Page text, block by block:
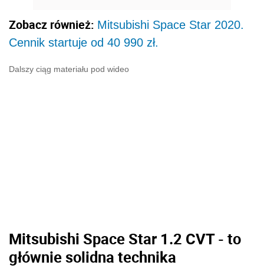
Zobacz również: Mitsubishi Space Star 2020.
Cennik startuje od 40 990 zł.
Dalszy ciąg materiału pod wideo
Mitsubishi Space Star 1.2 CVT - to
głównie solidna technika